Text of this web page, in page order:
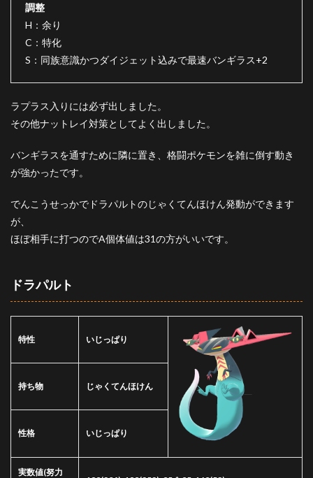
調整
H：余り
C：特化
S：同族意識かつダイジェット込みで最速バンギラス+2
ラプラス入りには必ず出しました。
その他ナットレイ対策としてよく出しました。
バンギラスを通すために隣に置き、格闘ポケモンを雑に倒す動き
が強かったです。
でんこうせっかでドラパルトのじゃくてんほけん発動ができます
が、
ほぼ相手に打つのでA個体値は31の方がいいです。
ドラパルト
特性 いじっぱり
持ち物 じゃくてんほけん
性格 いじっぱり
実数値(努力